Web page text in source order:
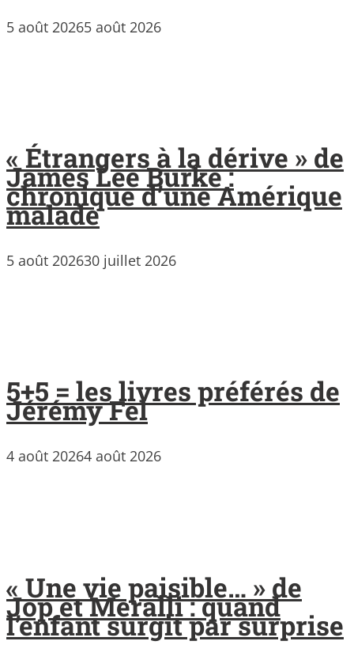
5 août 20265 août 2026
« Étrangers à la dérive » de
James Lee Burke :
chronique d’une Amérique
malade
5 août 202630 juillet 2026
5+5 = les livres préférés de
Jérémy Fel
4 août 20264 août 2026
« Une vie paisible… » de
Jop et Meralli : quand
l’enfant surgit par surprise